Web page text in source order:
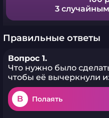
3
Правильные ответы
Вопрос 1.
Что нужно было
чтобы её вычеркнули
B Полаять